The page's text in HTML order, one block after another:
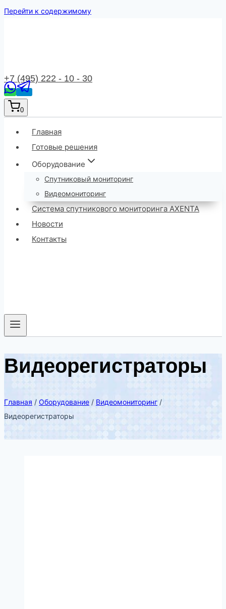
Перейти к содержимому
+7 (495) 222 - 10 - 30
0
Главная
Готовые решения
Оборудование
Спутниковый мониторинг
Видеомониторинг
Система спутникового мониторинга AXENTA
Новости
Контакты
Видеорегистраторы
Главная / Оборудование / Видеомониторинг /
Видеорегистраторы